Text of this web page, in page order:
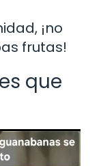
¡no
frutas!
que